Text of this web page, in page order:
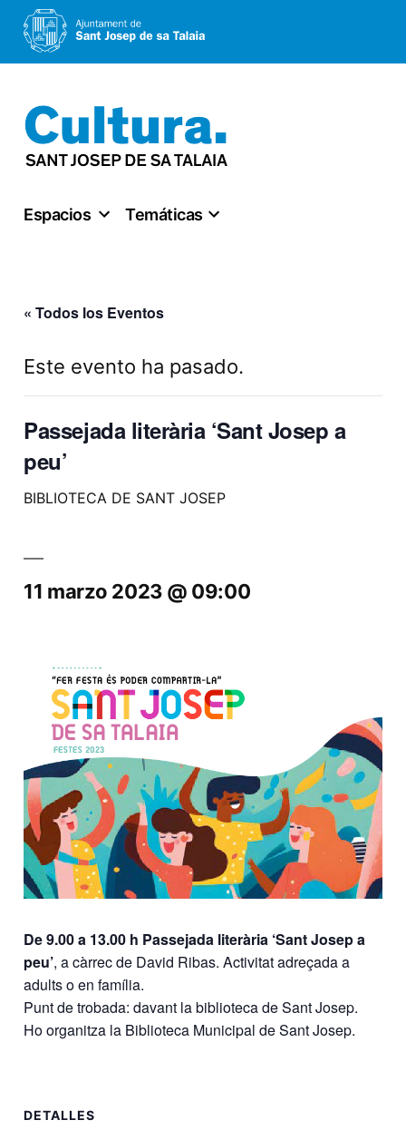
al
contenido
Espacios Temáticas
« Todos los Eventos
Este evento ha pasado.
Passejada literària ‘Sant Josep a
peu’
BIBLIOTECA DE SANT JOSEP
11 marzo 2023 @ 09:00
De 9.00 a 13.00 h Passejada literària ‘Sant Josep a
peu’, a càrrec de David Ribas. Activitat adreçada a
adults o en família.
Punt de trobada: davant la biblioteca de Sant Josep.
Ho organitza la Biblioteca Municipal de Sant Josep.
DETALLES